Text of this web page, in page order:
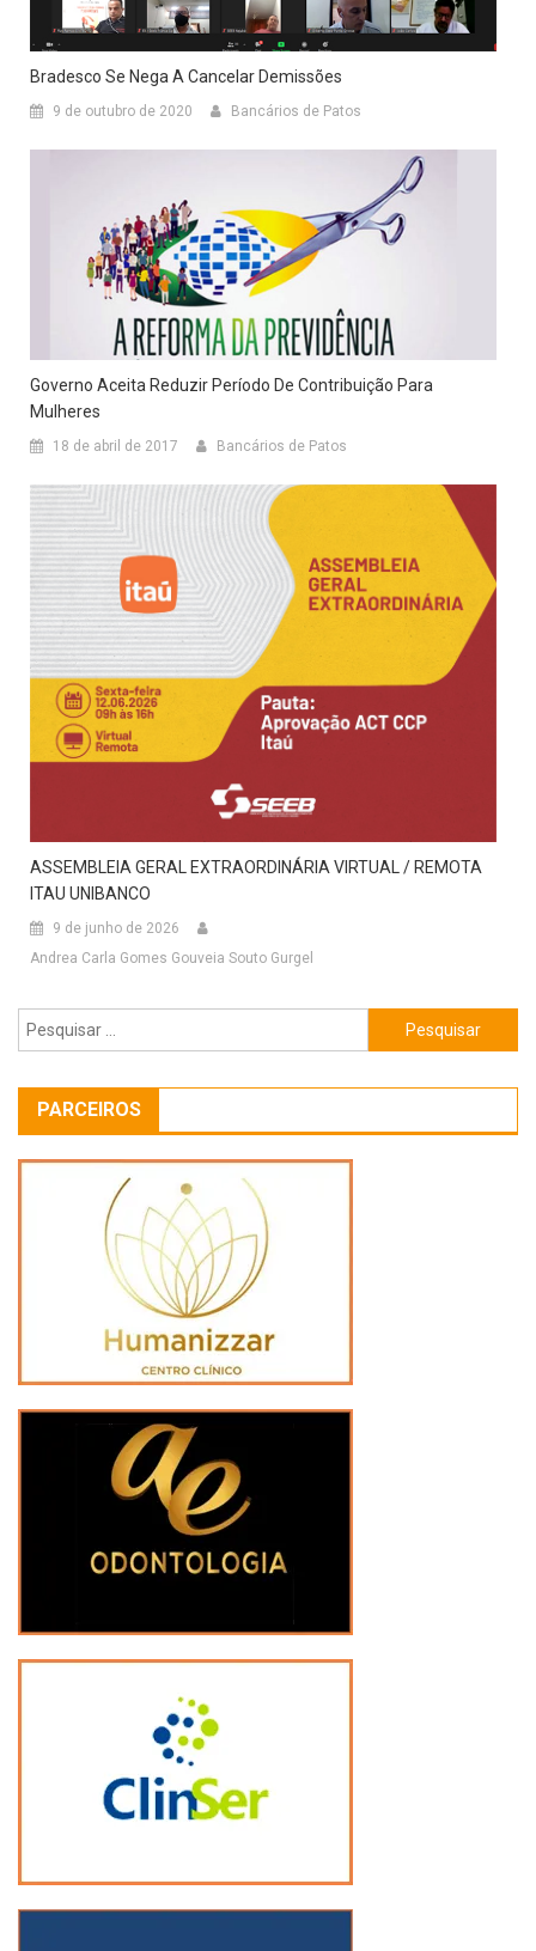
Bradesco Se Nega A Cancelar Demissões
9 de outubro de 2020 Bancários de Patos
Governo Aceita Reduzir Período De Contribuição Para
Mulheres
18 de abril de 2017 Bancários de Patos
ASSEMBLEIA GERAL EXTRAORDINÁRIA VIRTUAL / REMOTA
ITAU UNIBANCO
9 de junho de 2026
Andrea Carla Gomes Gouveia Souto Gurgel
Pesquisar
por:
PARCEIROS